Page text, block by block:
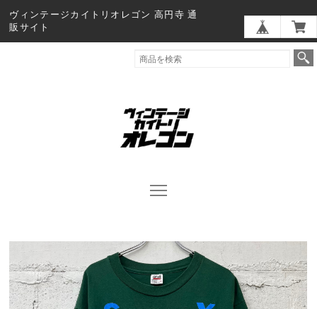
ヴィンテージカイトリオレゴン 高円寺 通
販サイト